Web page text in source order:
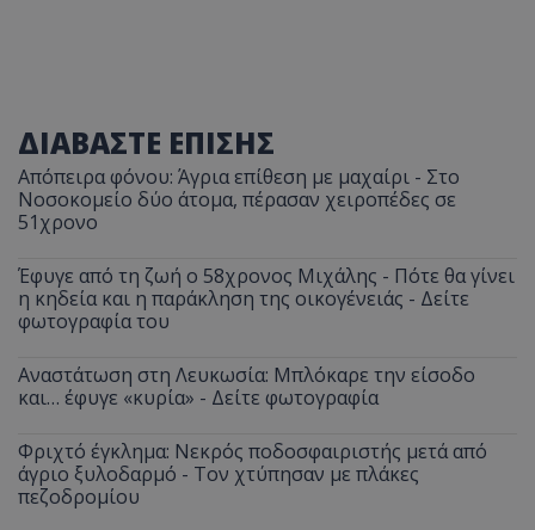
ΔΙΑΒΑΣΤΕ ΕΠΙΣΗΣ
Απόπειρα φόνου: Άγρια επίθεση με μαχαίρι - Στο
Νοσοκομείο δύο άτομα, πέρασαν χειροπέδες σε
51χρονο
Έφυγε από τη ζωή ο 58χρονος Μιχάλης - Πότε θα γίνει
η κηδεία και η παράκληση της οικογένειάς - Δείτε
φωτογραφία του
Αναστάτωση στη Λευκωσία: Μπλόκαρε την είσοδο
και… έφυγε «κυρία» - Δείτε φωτογραφία
Φριχτό έγκλημα: Νεκρός ποδοσφαιριστής μετά από
άγριο ξυλοδαρμό - Τον χτύπησαν με πλάκες
πεζοδρομίου